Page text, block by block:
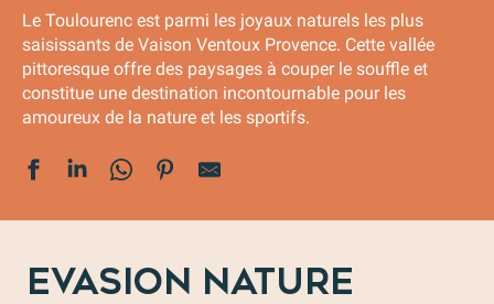
Le Toulourenc est parmi les joyaux naturels les plus
saisissants de Vaison Ventoux Provence. Cette vallée
pittoresque offre des paysages à couper le souffle et
constitue une destination incontournable pour les
amoureux de la nature et les sportifs.
EVASION NATURE